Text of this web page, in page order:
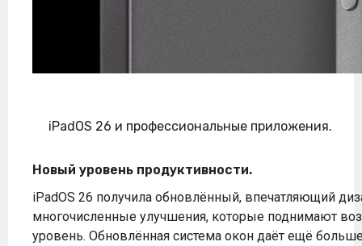
iPadOS 26 и профессиональные приложения.
Новый уровень продуктивности.
iPadOS 26 получила обновлённый, впечатляющий
многочисленные улучшения, которые поднимают
уровень. Обновлённая система окон даёт ещё